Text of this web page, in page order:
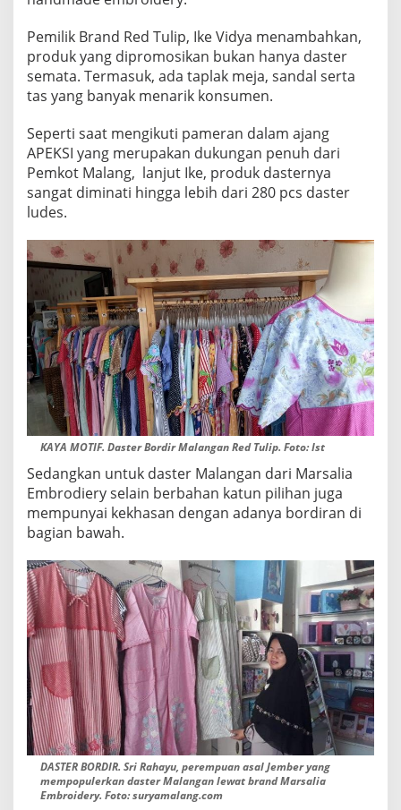
Pemilik Brand Red Tulip, Ike Vidya menambahkan,
produk yang dipromosikan bukan hanya daster
semata. Termasuk, ada taplak meja, sandal serta
tas yang banyak menarik konsumen.
Seperti saat mengikuti pameran dalam ajang
APEKSI yang merupakan dukungan penuh dari
Pemkot Malang, lanjut Ike, produk dasternya
sangat diminati hingga lebih dari 280 pcs daster
ludes.
KAYA MOTIF. Daster Bordir Malangan Red Tulip. Foto: Ist
Sedangkan untuk daster Malangan dari Marsalia
Embrodiery selain berbahan katun pilihan juga
mempunyai kekhasan dengan adanya bordiran di
bagian bawah.
DASTER BORDIR. Sri Rahayu, perempuan asal Jember yang
mempopulerkan daster Malangan lewat brand Marsalia
Embroidery. Foto: suryamalang.com